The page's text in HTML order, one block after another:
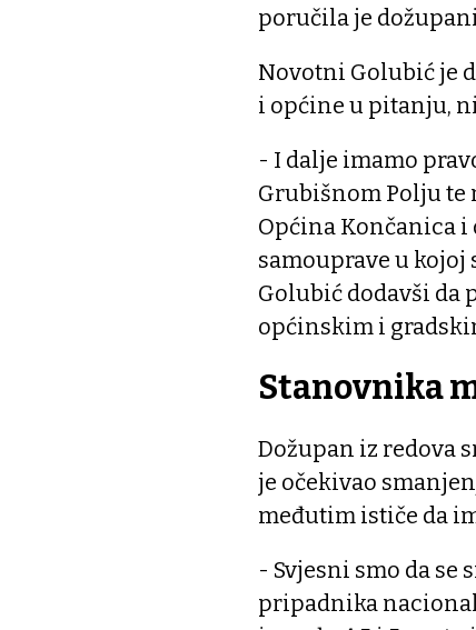
poručila je
Novotni Golubić je
i općine u pitanju,
- I dalje imamo
Grubišnom Polju te
Općina Končanica
samouprave u kojoj
Golubić dodavši
općinskim i
Stanovnika
Dožupan iz redova
je očekivao
međutim ističe da
- Svjesni smo da
pripadnika